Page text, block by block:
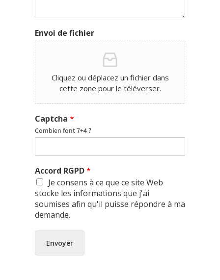
Envoi de fichier
Cliquez ou déplacez un fichier dans
cette zone pour le téléverser.
Captcha *
Combien font 7+4 ?
Accord RGPD*
Je consens à ce que ce site Web
stocke les informations que j'ai
soumises afin qu'il puisse répondre à ma
demande.
Envoyer